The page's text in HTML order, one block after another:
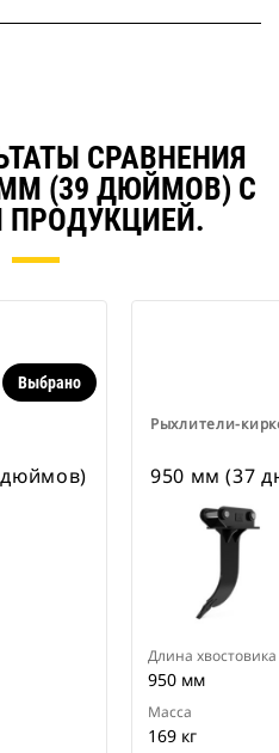
СРАВНЕНИЯ
(39 ДЮЙМОВ) С
ПРОДУКЦИЕЙ.
Выбрано
Рыхлители-
950 мм (37
Длина хвостовика
950 мм
Масса
169 кг